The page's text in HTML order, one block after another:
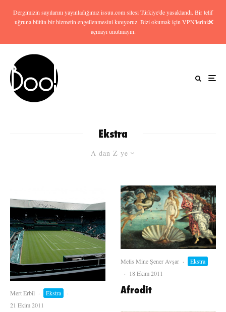
Dergimizin sayılarını yayınladığımız issuu.com sitesi Türkiye'de yasaklandı. Bir telif
uğruna bütün bir hizmetin engellenmesini kınıyoruz. Bizi okumak için VPN'lerinizi
açmayı unutmayın.
Ekstra
A dan Z ye
Mert Erbil · Ekstra
·
21 Ekim 2011
Melis Mine Şener Avşar ·
Ekstra
·
18 Ekim 2011
Afrodit